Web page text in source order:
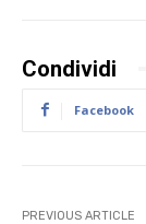
Condividi
Facebook
PREVIOUS ARTICLE